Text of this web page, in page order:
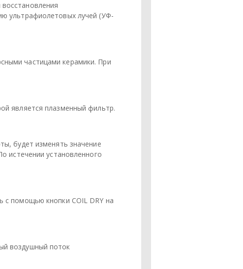
ультрафиолетовых лучей (УФ-
частицами керамики. При
является плазменный фильтр.
будет изменять значение
истечении установленного
с помощью кнопки COIL DRY на
воздушный поток